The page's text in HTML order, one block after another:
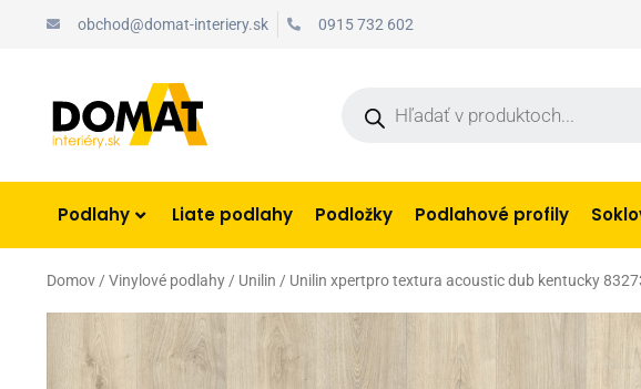
obchod@domat-interiery.sk 0915 732 602
Podlahy Liate podlahy Podložky Podlahové profily
Domov / Vinylové podlahy / Unilin / Unilin xpertpro textura acoustic dub kentucky